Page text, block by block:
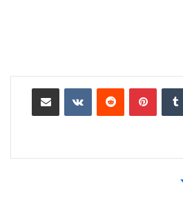
بينتيريست
مشاركة عبر البريد